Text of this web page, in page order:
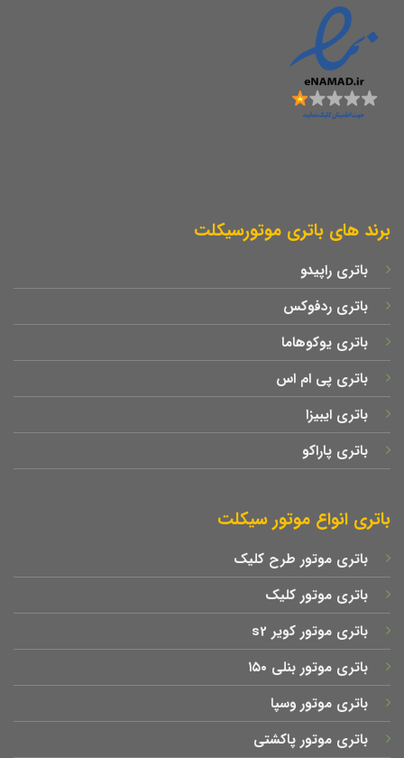
برند های باتری موتورسیکلت
باتری راپیدو
باتری ردفوکس
باتری یوکوهاما
باتری پی ام اس
باتری ایبیزا
باتری پاراکو
باتری انواع موتور سیکلت
باتری موتور طرح کلیک
باتری موتور کلیک
باتری موتور کویر s2
باتری موتور بنلی ۱۵۰
باتری موتور وسپا
باتری موتور پاکشتی